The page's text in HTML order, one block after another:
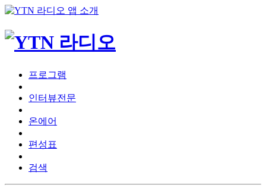
프로그램
인터뷰전문
온에어
편성표
검색